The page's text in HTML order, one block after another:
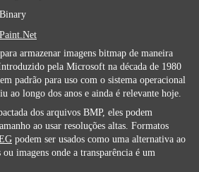
Binary
Paint.Net
armazenar imagens bitmap de maneira
pela Microsoft na década de 1980
padrão para uso com o sistema operacional
ao longo dos anos e ainda é relevante hoje.
dos arquivos BMP, eles podem
ao usar resoluções altas. Formatos
podem ser usados ​​como uma alternativa ao
imagens onde a transparência é um